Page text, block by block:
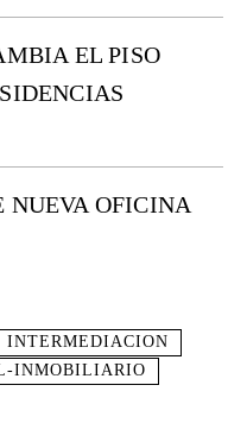
EL PISO
NUEVA OFICINA
INTERMEDIACION
INMOBILIARIO